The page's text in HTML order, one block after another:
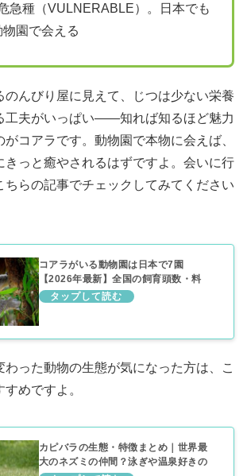
急種（VULNERABLE）。日本でも
園で会える
のんびり屋に見えて、じつは少ない栄養
工夫がいっぱい――知れば知るほど魅力
コアラです。動物園で本物に会えば、
きっと癒やされるはずですよ。会いに行
ちらの記事でチェックしてみてください
コアラがいる動物園は日本で7園
【2026年最新】全国の飼育頭数・料
金・会えるコツを紹介
わった動物の生態が気になった方は、こ
めですよ。
カピバラの生態・特徴まとめ｜世界最
大のネズミの仲間？泳ぎや温泉好きの